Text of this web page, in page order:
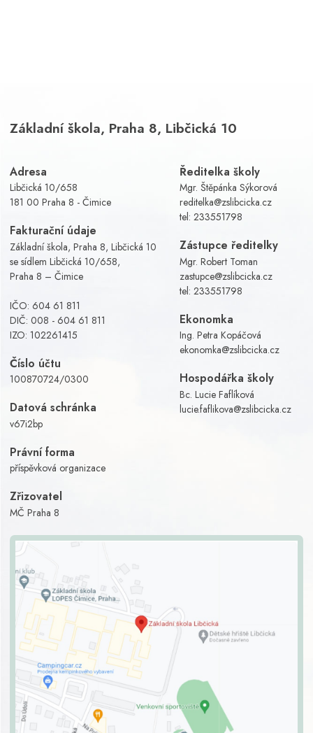
Základní škola, Praha 8, Libčická 10
Adresa
Libčická 10/658
181 00 Praha 8 - Čimice
Fakturační údaje
Základní škola, Praha 8, Libčická 10
se sídlem Libčická 10/658,
Praha 8 – Čimice
IČO: 604 61 811
DIČ: 008 - 604 61 811
IZO: 102261415
Číslo účtu
100870724/0300
Datová schránka
v67i2bp
Právní forma
příspěvková organizace
Zřizovatel
MČ Praha 8
Ředitelka školy
Mgr. Štěpánka Sýkorová
reditelka@zslibcicka.cz
tel: 233551798
Zástupce ředitelky
Mgr. Robert Toman
zastupce@zslibcicka.cz
tel: 233551798
Ekonomka
Ing. Petra Kopáčová
ekonomka@zslibcicka.cz
Hospodářka školy
Bc. Lucie Faflíková
lucie.faflikova@zslibcicka.cz